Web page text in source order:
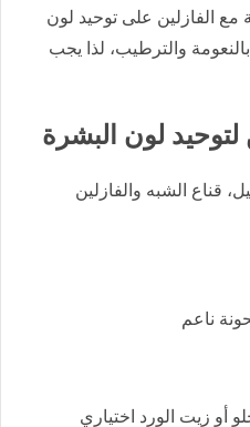
الفازلين على توحيد لون
والترطيب، لذا يجب
لتوحيد لون البشرة
قناع الشبه والفازلين
ناعم
أو زيت الورد اختياري